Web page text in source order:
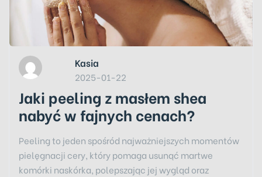
Kasia
2025-01-22
Jaki peeling z masłem shea
nabyć w fajnych cenach?
Peeling to jeden spośród najważniejszych momentów
pielęgnacji cery, który pomaga usunąć martwe
komórki naskórka, polepszając jej wygląd oraz